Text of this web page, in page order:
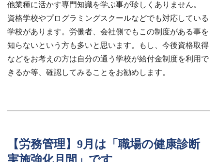
他業種に活かす専門知識を学ぶ事が珍しくありません。
資格学校やプログラミングスクールなどでも対応している
学校があります。労働者、会社側でもこの制度がある事を
知らないという方も多いと思います。もし、今後資格取得
などをお考えの方は自分の通う学校が給付金制度を利用で
きるか等、確認してみることをお勧めします。
【労務管理】9月は「職場の健康診断